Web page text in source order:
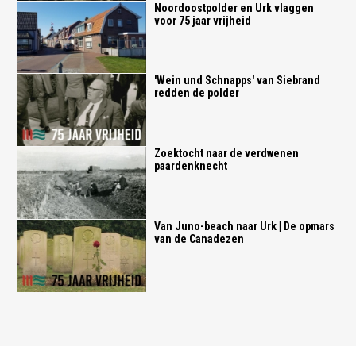
Noordoostpolder en Urk vlaggen
voor 75 jaar vrijheid
'Wein und Schnapps' van Siebrand
redden de polder
Zoektocht naar de verdwenen
paardenknecht
Van Juno-beach naar Urk | De opmars
van de Canadezen